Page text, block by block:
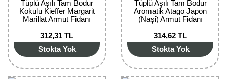
Tüplü Aşılı Tam Bodur
Kokulu Kieffer Margarit
Marillat Armut Fidanı
312,31 TL
Stokta Yok
Tüplü Aşılı Tam Bodur
Aromatik Atago Japon
(Naşi) Armut Fidanı
314,62 TL
Stokta Yok